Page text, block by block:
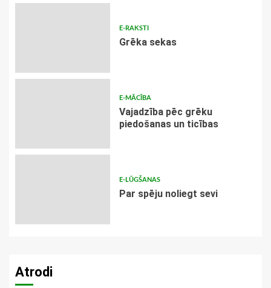
E-RAKSTI
Grēka sekas
E-MĀCĪBA
Vajadzība pēc grēku
piedošanas un ticības
E-LŪGŠANAS
Par spēju noliegt sevi
Atrodi